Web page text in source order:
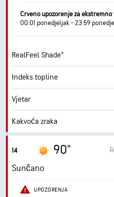
Točka orošavanja
Pokrivenost oblacima
Vidljivost
Baza oblaka
Crveno upozorenje za
00:01 ponedjeljak - 23:59
RealFeel Shade™
Indeks topline
Vjetar
Kakvoća zraka
Maksimalni UV indeks
Naleti
Vlažnost
14 90°
Sunčano
UPOZORENJA